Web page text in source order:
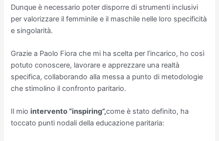
Dunque è necessario poter disporre di strumenti inclusivi
per valorizzare il femminile e il maschile nelle loro specificità
e singolarità.
Grazie a Paolo Fiora che mi ha scelta per l’incarico, ho così
potuto conoscere, lavorare e apprezzare una realtà
specifica, collaborando alla messa a punto di metodologie
che stimolino il confronto paritario.
Il mio intervento “inspiring”,come è stato definito, ha
toccato punti nodali della educazione paritaria: